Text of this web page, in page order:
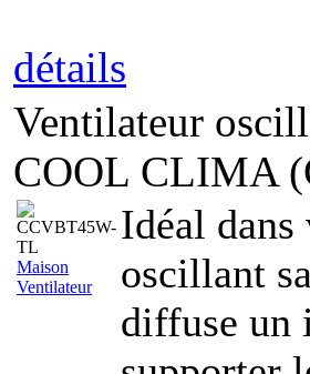
détails
Ventilateur
COOL CLIMA
Maison
Ventilateur
Idéal
oscillant
diffuse un